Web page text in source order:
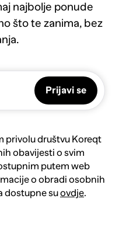
najbolje ponude
što te zanima, bez
Prijavi se
privolu društvu Koreqt
obavijesti o svim
putem web
o obradi osobnih
dostupne suovdje.